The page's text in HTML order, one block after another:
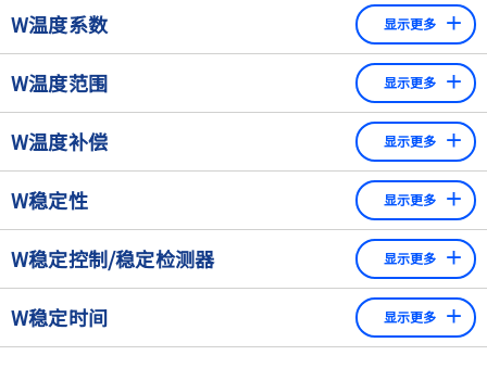
面，也可以安装在基坑中。由于平台面积大，平台秤特别适
用于必须称量重物和体积大的应用。如果应用需要尽可能低
的平台高度，推荐使用IF平板秤。此秤可以很容易地通过例
如叉车来装上要称量的货物，而不需要使用基坑。所有台秤
和平台秤也有用于法定贸易和/或经防爆批准用于危险区域的
版本。
更多信息可点击"
由于一致的过程是确定的测试程序的一部分，所以产品质
量一致
更有针对性地规划允差规格，因此提高了效率
作为符合规定的证据的产品质量文件
在有迹象表明可能出现错误的情况下，及早干预进程（预
防错误）
多高分辨率的天平都有一个内置的砝码，可以自动或手动
放在承载器上。每次将高分辨率天平移到不同的地方后，
温度对秤的零点和斜率有影响。为了尽量减少这些影响，每
个称重传感器在生产后都要在不同的温度下进行测量。如果
是应变片式传感器，则通过直接操作称重传感器来补偿测量
的温度影响，或者通过计算温度补偿系数来补偿，这些系数
存储在称重传感器的电子设备中，然后应用到称重信号中。
W温度系数 显示更多
温度变化时测量值的变化，（如零点或灵敏度），除以温度
变化的程度。
W温度范围 显示更多
W温度补偿 显示更多
减少或消除温度变化对机械和/或电子系统影响的装置或措
施。温度补偿装置可以包括一个影响模拟值的温度传感器
（模拟温度补偿）或其信号被数字化并被微处理器用于计算
一个考虑到该温度补偿值的数值（这被称为数字温度补
偿）。
W稳定性 显示更多
对于机械天平/秤来说：机械系统已停止运动。 ​
对于电子天平/秤来说：两个或三个连续读数的偏差不超
过之前选择的稳定范围的限值。
W稳定控制/稳定检测器 显示更多
在电子天平/秤中，有一种电子电路或程序，用于监测读数是
否仍在变化。可以通过选择稳定性范围lai1预先调整这种监测
控制的优先级。一些天平还允许设置延迟时间。​
W稳定时间 显示更多